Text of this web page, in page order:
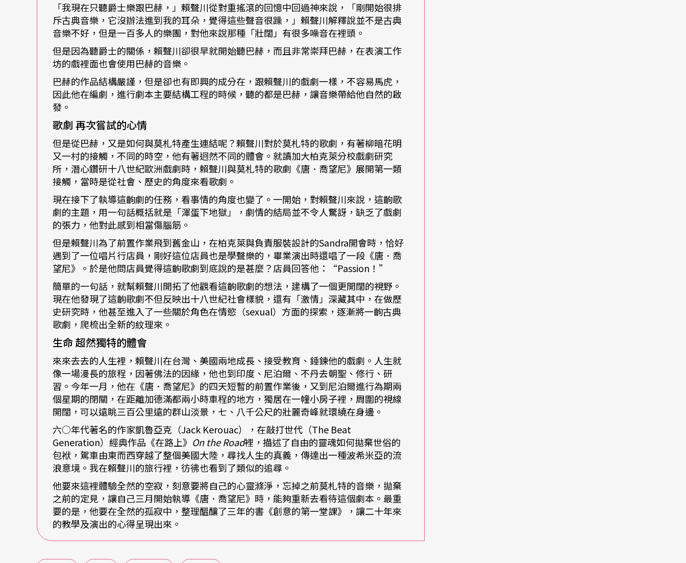
也是在這樣的氛圍下，漸漸地培養出賴聲川對社會的觀察與關懷。
因此不論表現的形式是舞台劇、電影還是電視，他總是要在戲裡談時代的氛圍、談歷史的失落、
談個人的處境……表演工作坊的集體創作，就像一樁樁社會事件的藝術呈現。
賴聲川很有詩人的氣質，他把這些流行歌曲說得好像是一首又一首富含哲理的詩句，臉上時而沉
思，時而笑出聲來，彷彿十七歲高中男生的青澀記憶又再叩門。說著說著，他就朗誦起保羅．賽
門的一首歌曲“I am a rock”。
我是一顆石頭
我是一座島嶼
別跟我談愛情
我曾聽過這個字眼
它在我的記憶中沉睡
我不會試著喚醒已逝去的情感
如果未曾愛過也就不會哭泣……
石頭不會受傷
島嶼也從不會哭泣……
這些歌詞曾像跑馬燈般一字一句在舞台上流轉而過，創造了戲裡特別的氛圍。賴聲川把歌詞放在
二○○三年底表演工作坊的戲碼《 亂民全講》裡，成為大女兒賴梵耘劇中的台詞。
「這些歌詞對我的意義並不重要，對戲當場的狀態才重要，」賴聲川認為雖然一千五百多個觀眾
裡，大概只有幾十個人會知道他所引用的出處，但那也就夠了。那些年少時聽進心坎裡的歌曲，
深深映在賴聲川的腦海中，至今還是會在他的創作裡不經意地出現。
狂飆音樂裡的哲學
談到音樂，賴聲川的話匣子就打開了。從那些溫柔又疏離的民謠開始，賴聲川一路走來，到大學
「我現在只聽爵士樂跟巴赫，」賴聲川從對重搖滾的回憶中回過神來說，「剛開始很排
斥古典音樂，它沒辦法進到我的耳朵，覺得這些聲音很躁，」賴聲川解釋說並不是古典
音樂不好，但是一百多人的樂團，對他來說那種「壯闊」有很多噪音在裡頭。
但是因為聽爵士的關係，賴聲川卻很早就開始聽巴赫，而且非常崇拜巴赫，在表演工作
坊的戲裡面也會使用巴赫的音樂。
巴赫的作品結構嚴謹，但是卻也有即興的成分在，跟賴聲川的戲劇一樣，不容易馬虎，
因此他在編劇，進行劇本主要結構工程的時候，聽的都是巴赫，讓音樂帶給他自然的啟
發。
歌劇 再次嘗試的心情
但是從巴赫，又是如何與莫札特產生連結呢？賴聲川對於莫札特的歌劇，有著柳暗花明
又一村的接觸，不同的時空，他有著迥然不同的體會。就讀加大柏克萊分校戲劇研究
所，潛心鑽研十八世紀歐洲戲劇時，賴聲川與莫札特的歌劇《唐．喬望尼》展開第一類
接觸，當時是從社會、歷史的角度來看歌劇。
現在接下了執導這齣劇的任務，看事情的角度也變了。一開始，對賴聲川來說，這齣歌
劇的主題，用一句話概括就是「渾蛋下地獄」，劇情的結局並不令人驚訝，缺乏了戲劇
的張力，他對此感到相當傷腦筋。
但是賴聲川為了前置作業飛到舊金山，在柏克萊與負責服裝設計的Sandra開會時，恰好
遇到了一位唱片行店員，剛好這位店員也是學聲樂的，畢業演出時還唱了一段《唐．喬
望尼》。於是他問店員覺得這齣歌劇到底說的是甚麼？店員回答他：“Passion！”
簡單的一句話，就幫賴聲川開拓了他觀看這齣歌劇的想法，建構了一個更開闊的視野。
現在他發現了這齣歌劇不但反映出十八世紀社會樣貌，還有「激情」深藏其中，在做歷
史研究時，他甚至進入了一些關於角色在情慾（sexual）方面的探索，逐漸將一齣古典
歌劇，爬梳出全新的紋理來。
生命超然獨特的體會
來來去去的人生裡，賴聲川在台灣、美國兩地成長、接受教育、錘鍊他的戲劇。人生就
像一場漫長的旅程，因著佛法的因緣，他也到印度、尼泊爾、不丹去朝聖、修行、研
習。今年一月，他在《唐．喬望尼》的四天短暫的前置作業後，又到尼泊爾進行為期兩
個星期的閉關，在距離加德滿都兩小時車程的地方，獨居在一幢小房子裡，周圍的視線
開闊，可以遠眺三百公里遠的群山淡景，七、八千公尺的壯麗奇峰就環繞在身邊。
六○年代著名的作家凱魯亞克（Jack Kerouac），在敲打世代（The Beat
Generation）經典作品《在路上》 On the Road裡，描述了自由的靈魂如何拋棄世俗的
包袱，駕車由東而西穿越了整個美國大陸，尋找人生的真義，傳達出一種波希米亞的流
浪意境。我在賴聲川的旅行裡，彷彿也看到了類似的追尋。
他要來這裡體驗全然的空寂，刻意要將自己的心靈滌淨，忘掉之前莫札特的音樂，拋棄
之前的定見，讓自己三月開始執導《唐．喬望尼》時，能夠重新去看待這個劇本。最重
要的是，他要在全然的孤寂中，整理醞釀了三年的書《創意的第一堂課》，讓二十年來
的教學及演出的心得呈現出來。